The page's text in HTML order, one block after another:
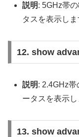
説明: 5GHz帯
タスを表示しま
12. show
説明: 2.4GHz
ータスを表示し
13. show